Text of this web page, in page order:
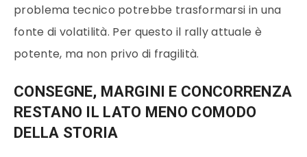
problema tecnico potrebbe trasformarsi in una
fonte di volatilità. Per questo il rally attuale è
potente, ma non privo di fragilità.
CONSEGNE, MARGINI E CONCORRENZA
RESTANO IL LATO MENO COMODO
DELLA STORIA